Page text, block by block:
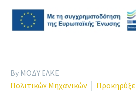
By ΜΟΔΥ ΕΛΚΕ
Πολιτικών Μηχανικών